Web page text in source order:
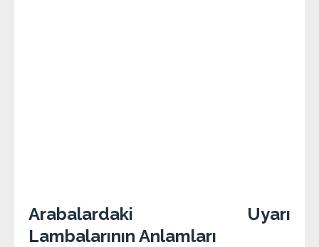
Arabalardaki Uyarı
Lambalarının Anlamları